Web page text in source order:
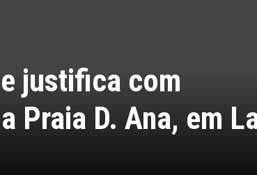
justifica com
Praia D. Ana, em